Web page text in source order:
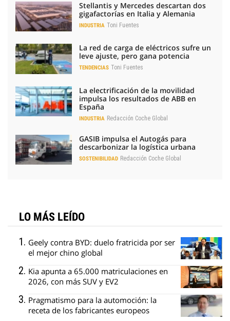
Stellantis y Mercedes descartan dos
gigafactorías en Italia y Alemania
INDUSTRIA Toni Fuentes
La red de carga de eléctricos sufre un
leve ajuste, pero gana potencia
TENDENCIAS Toni Fuentes
La electrificación de la movilidad
impulsa los resultados de ABB en
España
INDUSTRIA Redacción Coche Global
GASIB impulsa el Autogás para
descarbonizar la logística urbana
SOSTENIBILIDAD Redacción Coche Global
LO MÁS LEÍDO
Geely contra BYD: duelo fratricida por ser
el mejor chino global
Kia apunta a 65.000 matriculaciones en
2026, con más SUV y EV2
Pragmatismo para la automoción: la
receta de los fabricantes europeos